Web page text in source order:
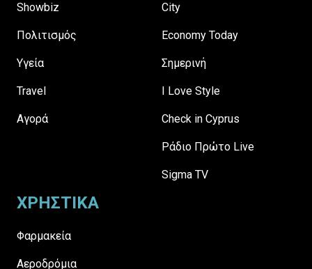
Showbiz
Πολιτισμός
Υγεία
Travel
Αγορά
City
Economy Today
Σημερινή
I Love Style
Check in Cyprus
Ράδιο Πρώτο Live
Sigma TV
ΧΡΗΣΤΙΚΑ
Φαρμακεία
Αεροδρόμια